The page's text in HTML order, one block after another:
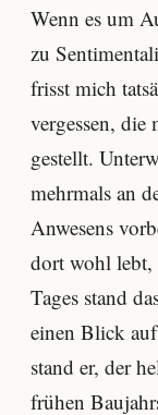
Wenn es um
zu
frisst mich
vergessen,
gestellt.
mehrmals an
Anwesens
dort wohl lebt,
Tages stand
einen Blick
stand er, der
frühen